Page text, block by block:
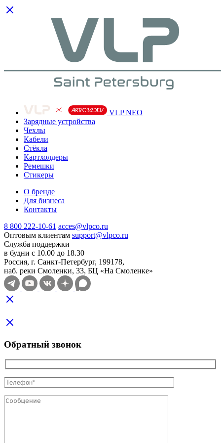
VLP NEO
Зарядные устройства
Чехлы
Кабели
Cтёкла
Картхолдеры
Ремешки
Стикеры
О бренде
Для бизнеса
Контакты
8 800 222-10-61 acces@vlpco.ru
Оптовым клиентам support@vlpco.ru
Служба поддержки
в будни с 10.00 до 18.30
Россия, г. Санкт-Петербург, 199178,
наб. реки Смоленки, 33, БЦ «На Смоленке»
Обратный звонок